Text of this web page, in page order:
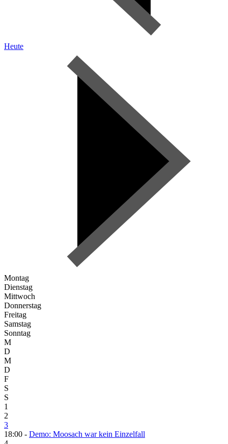
Heute
Montag
Dienstag
Mittwoch
Donnerstag
Freitag
Samstag
Sonntag
M
D
M
D
F
S
S
1
2
3
18:00 - Demo: Moosach war kein Einzelfall